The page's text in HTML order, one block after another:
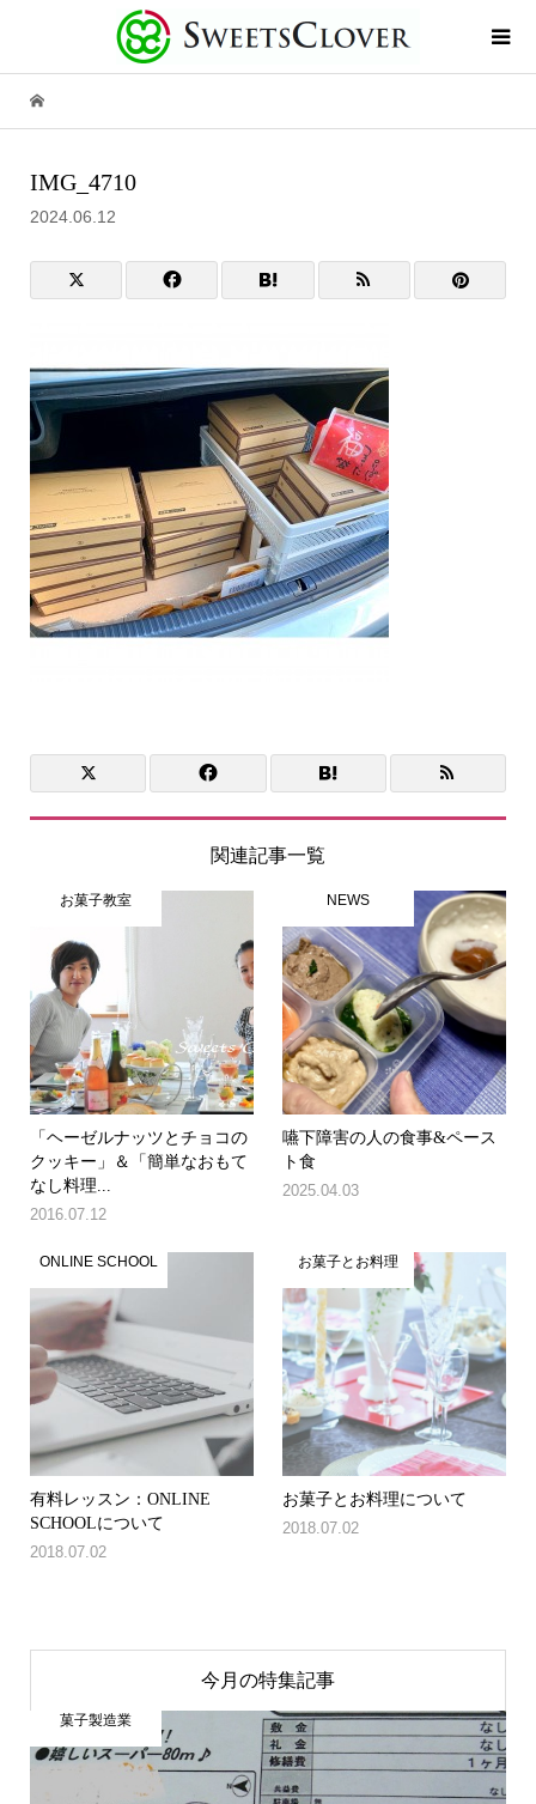
IMG_4710
2024.06.12
関連記事一覧
お菓子教室
「ヘーゼルナッツとチョコの
クッキー」＆「簡単なおもて
なし料理...
2016.07.12
NEWS
嚥下障害の人の食事&ペース
ト食
2025.04.03
ONLINE SCHOOL
有料レッスン：ONLINE
SCHOOLについて
2018.07.02
お菓子とお料理
お菓子とお料理について
2018.07.02
今月の特集記事
菓子製造業